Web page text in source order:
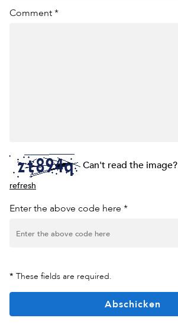
Comment *
Can't read the image?
refresh
Enter the above code here *
* These fields are required.
Abschicken